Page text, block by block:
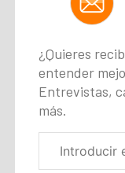
¿Quieres
entender
Entrevistas,
más.
electrónico